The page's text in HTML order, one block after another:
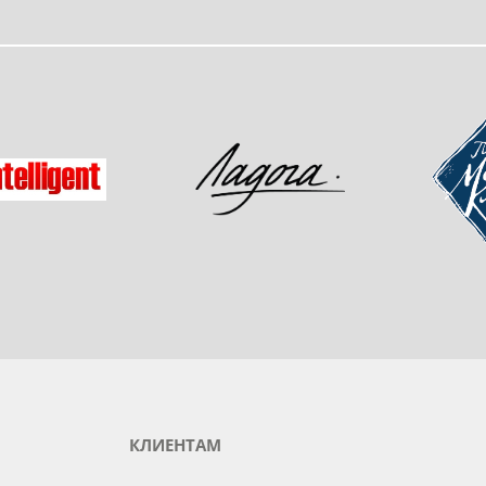
любимого бренда
Ладога
КЛИЕНТАМ